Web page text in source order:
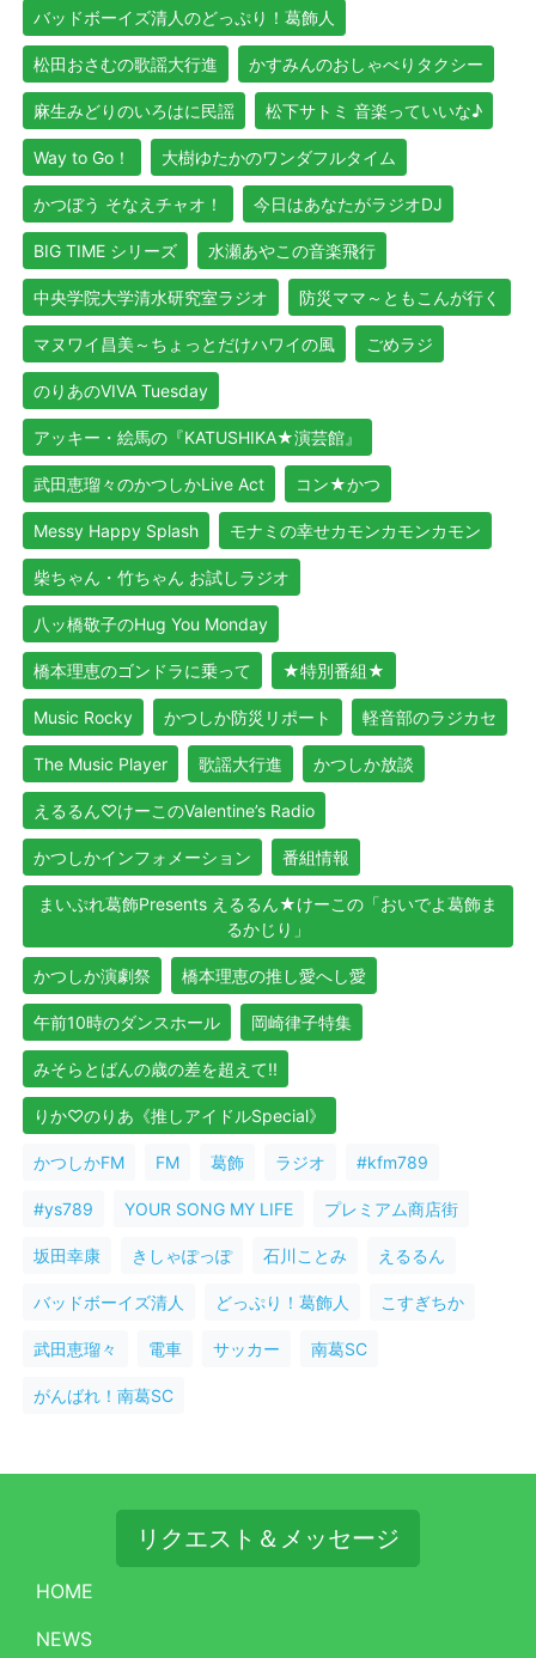
バッドボーイズ清人のどっぷり！葛飾人
松田おさむの歌謡大行進 かすみんのおしゃべりタクシー
麻生みどりのいろはに民謡 松下サトミ 音楽っていいな♪
Way to Go！ 大樹ゆたかのワンダフルタイム
かつぼう そなえチャオ！ 今日はあなたがラジオDJ
BIG TIME シリーズ 水瀬あやこの音楽飛行
中央学院大学清水研究室ラジオ 防災ママ～ともこんが行く
マヌワイ昌美～ちょっとだけハワイの風 ごめラジ
のりあのVIVA Tuesday
アッキー・絵馬の『KATUSHIKA★演芸館』
武田恵瑠々のかつしかLive Act コン★かつ
Messy Happy Splash モナミの幸せカモンカモンカモン
柴ちゃん・竹ちゃん お試しラジオ
八ッ橋敬子のHug You Monday
橋本理恵のゴンドラに乗って ★特別番組★
Music Rocky かつしか防災リポート 軽音部のラジカセ
The Music Player 歌謡大行進 かつしか放談
えるるん♡けーこのValentine’s Radio
かつしかインフォメーション 番組情報
まいぷれ葛飾Presents えるるん★けーこの「おいでよ葛飾ま
るかじり」
かつしか演劇祭 橋本理恵の推し愛へし愛
午前10時のダンスホール 岡崎律子特集
みそらとばんの歳の差を超えて!!
りか♡のりあ《推しアイドルSpecial》
かつしかFM FM 葛飾 ラジオ #kfm789
#ys789 YOUR SONG MY LIFE プレミアム商店街
坂田幸康 きしゃぽっぽ 石川ことみ えるるん
バッドボーイズ清人 どっぷり！葛飾人 こすぎちか
武田恵瑠々 電車 サッカー 南葛SC
がんばれ！南葛SC
リクエスト＆メッセージ
HOME
NEWS